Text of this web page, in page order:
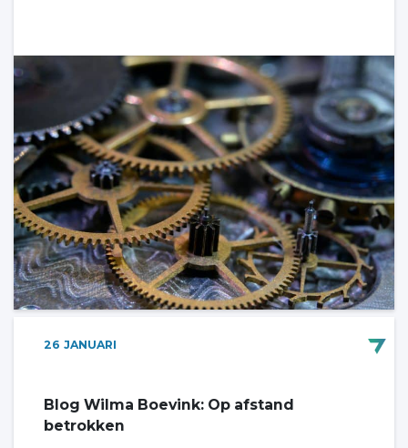
26 JANUARI
Blog Wilma Boevink: Op afstand
betrokken